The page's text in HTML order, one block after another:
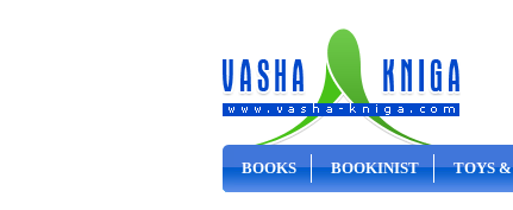
BOOKS BOOKINIST TOYS